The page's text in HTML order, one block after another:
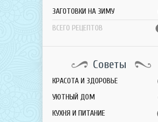
ЗАГОТОВКИ НА ЗИМУ
ВСЕГО РЕЦЕПТОВ
Советы
КРАСОТА И ЗДОРОВЬЕ
УЮТНЫЙ ДОМ
КУХНЯ И ПИТАНИЕ